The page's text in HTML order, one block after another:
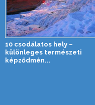
10 csodálatos hely –
különleges természeti
képződmén...